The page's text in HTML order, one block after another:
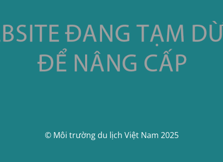
© Môi trường du lịch Việt Nam 2025